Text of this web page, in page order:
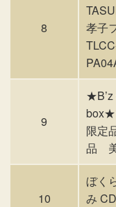
8
孝子
9
★B’z
限定
品
10
ぼく
み